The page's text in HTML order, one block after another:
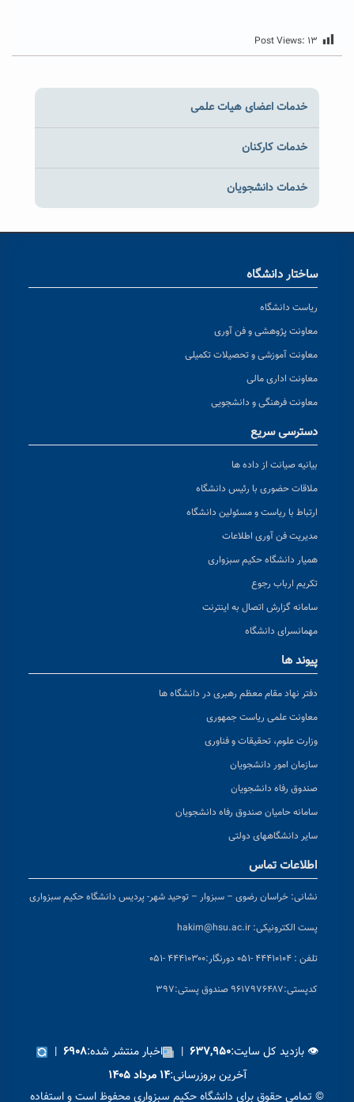
Post Views: ۱۳
خدمات اعضای هیات علمی
خدمات کارکنان
خدمات دانشجویان
ساختار دانشگاه
ریاست دانشگاه
معاونت پژوهشی و فن آوری
معاونت آموزشی و تحصیلات تکمیلی
معاونت اداری مالی
معاونت فرهنگی و دانشجویی
دسترسی سریع
بیانیه صیانت از داده ها
ملاقات حضوری با رئیس دانشگاه
ارتباط با ریاست و مسئولین دانشگاه
مدیریت فن آوری اطلاعات
همیار دانشگاه حکیم سبزواری
تکریم ارباب رجوع
سامانه گزارش اتصال به اینترنت
مهمانسرای دانشگاه
پیوند ها
دفتر نهاد مقام معظم رهبری در دانشگاه ها
معاونت علمی ریاست جمهوری
وزارت علوم، تحقیقات و فناوری
سازمان امور دانشجویان
صندوق رفاه دانشجویان
سامانه حامیان صندوق رفاه دانشجویان
سایر دانشگاههای دولتی
اطلاعات تماس
نشانی: خراسان رضوی – سبزوار – توحید شهر- پردیس دانشگاه حکیم سبزواری
پست الکترونیکی: hakim@hsu.ac.ir
تلفن : ۴۴۴۱۰۱۰۴ -۰۵۱ دورنگار:۴۴۴۱۰۳۰۰ -۰۵۱
کدپستی:۹۶۱۷۹۷۶۴۸۷ صندوق پستی:۳۹۷
👁 بازدید کل سایت:۶۳۷,۹۵۰ | اخبار منتشر شده:۶۹۰۸ |
آخرین بروزرسانی:۱۴ مرداد ۱۴۰۵
© تمامی حقوق برای دانشگاه حکیم سبزواری محفوظ است و استفاده